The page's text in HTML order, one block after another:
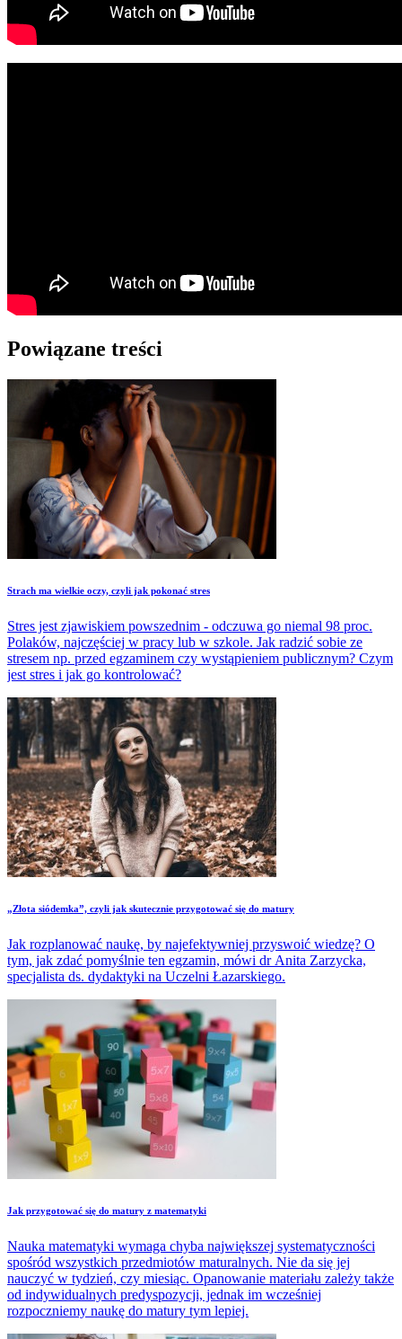
Powiązane treści
Strach ma wielkie oczy, czyli jak pokonać stres
Stres jest zjawiskiem powszednim - odczuwa go niemal 98 proc.
Polaków, najczęściej w pracy lub w szkole. Jak radzić sobie ze
stresem np. przed egzaminem czy wystąpieniem publicznym? Czym
jest stres i jak go kontrolować?
„Złota siódemka”, czyli jak skutecznie przygotować się do matury
Jak rozplanować naukę, by najefektywniej przyswoić wiedzę? O
tym, jak zdać pomyślnie ten egzamin, mówi dr Anita Zarzycka,
specjalista ds. dydaktyki na Uczelni Łazarskiego.
Jak przygotować się do matury z matematyki
Nauka matematyki wymaga chyba największej systematyczności
spośród wszystkich przedmiotów maturalnych. Nie da się jej
nauczyć w tydzień, czy miesiąc. Opanowanie materiału zależy także
od indywidualnych predyspozycji, jednak im wcześniej
rozpoczniemy naukę do matury tym lepiej.